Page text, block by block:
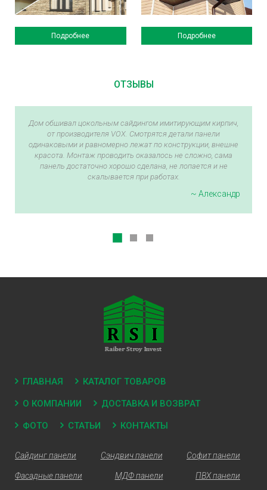
Подробнее Подробнее
ОТЗЫВЫ
Дом обшивал цокольным сайдингом имитирующим кирпич,
от производителя VOX. Смотрятся детали панели
одинаковыми и равномерно лежат по конструкции, внешне
красота. Монтаж проводить оказалось не сложно, сама
панель достаточно хорошо сделана, не лопается и не
скалывается при работах.
~ Александр
ГЛАВНАЯ КАТАЛОГ ТОВАРОВ
О КОМПАНИИ ДОСТАВКА И ВОЗВРАТ
ФОТО СТАТЬИ КОНТАКТЫ
Сайдинг панели Сэндвич панели Софит панели
Фасадные панели МДФ панели ПВХ панели